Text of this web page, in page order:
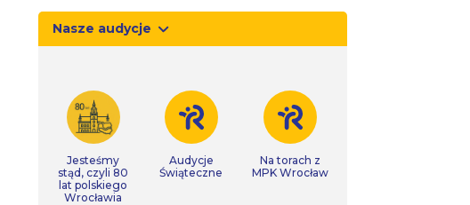
Nasze audycje
Jesteśmy
stąd, czyli 80
lat polskiego
Wrocławia
Audycje
Świąteczne
Na torach z
MPK Wrocław